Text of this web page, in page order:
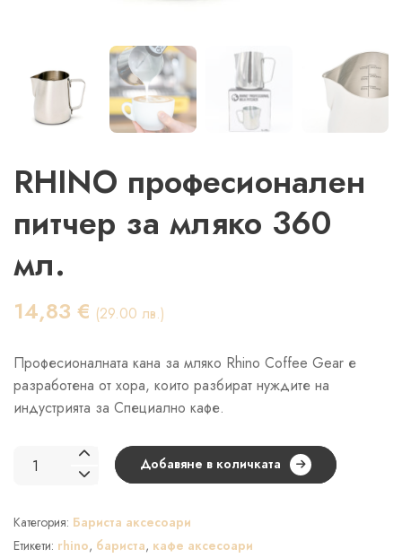
RHINO професионален
питчер за мляко 360
мл.
14,83 € (29.00 лв.)
Професионалната кана за мляко Rhino Coffee Gear е
разработена от хора, които разбират нуждите на
индустрията за Специално кафе.
количество
професионален
питчер
Добавяне в количката
Категория: Бариста аксесоари
Етикети: rhino, бариста, кафе аксесоари